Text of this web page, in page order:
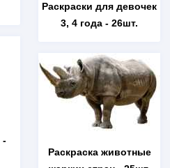
-
Раскраски для девочек
3, 4 года - 26шт.
Раскраска животные